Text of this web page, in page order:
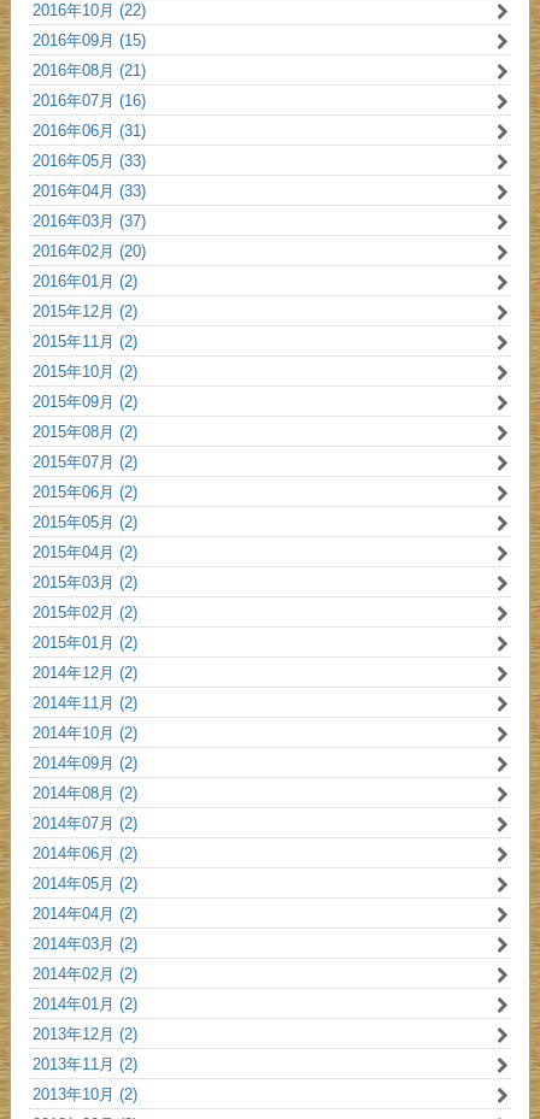
2016年10月 (22)
2016年09月 (15)
2016年08月 (21)
2016年07月 (16)
2016年06月 (31)
2016年05月 (33)
2016年04月 (33)
2016年03月 (37)
2016年02月 (20)
2016年01月 (2)
2015年12月 (2)
2015年11月 (2)
2015年10月 (2)
2015年09月 (2)
2015年08月 (2)
2015年07月 (2)
2015年06月 (2)
2015年05月 (2)
2015年04月 (2)
2015年03月 (2)
2015年02月 (2)
2015年01月 (2)
2014年12月 (2)
2014年11月 (2)
2014年10月 (2)
2014年09月 (2)
2014年08月 (2)
2014年07月 (2)
2014年06月 (2)
2014年05月 (2)
2014年04月 (2)
2014年03月 (2)
2014年02月 (2)
2014年01月 (2)
2013年12月 (2)
2013年11月 (2)
2013年10月 (2)